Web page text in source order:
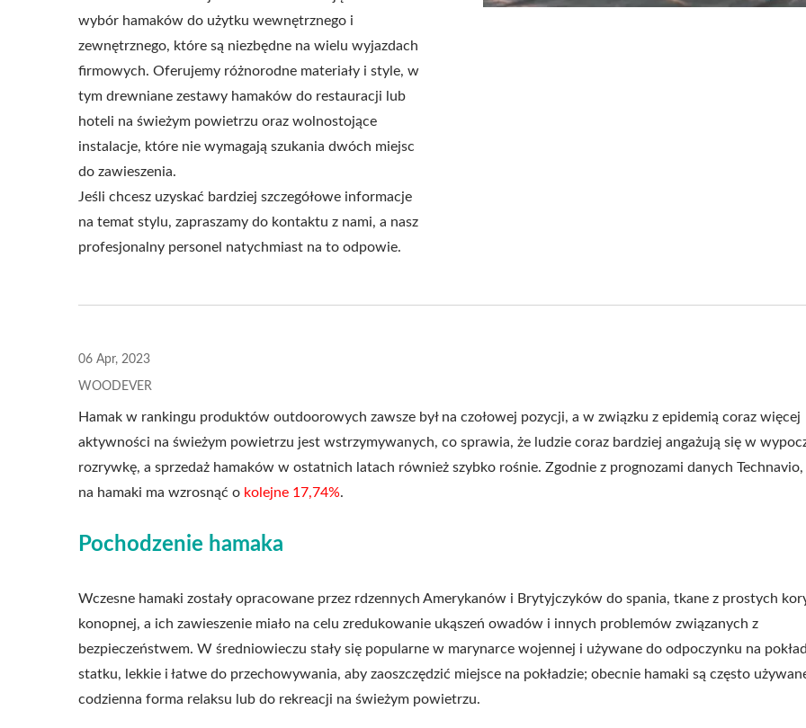
wybór hamaków do użytku wewnętrznego i
zewnętrznego, które są niezbędne na wielu wyjazdach
firmowych. Oferujemy różnorodne materiały i style, w
tym drewniane zestawy hamaków do restauracji lub
hoteli na świeżym powietrzu oraz wolnostojące
instalacje, które nie wymagają szukania dwóch miejsc
do zawieszenia.
Jeśli chcesz uzyskać bardziej szczegółowe informacje
na temat stylu, zapraszamy do kontaktu z nami, a nasz
profesjonalny personel natychmiast na to odpowie.
06 Apr, 2023
WOODEVER
Hamak w rankingu produktów outdoorowych zawsze był na czołowej pozycji, a w związku z epidemią coraz więcej
aktywności na świeżym powietrzu jest wstrzymywanych, co sprawia, że ludzie coraz bardziej angażują się w
rozrywkę, a sprzedaż hamaków w ostatnich latach również szybko rośnie. Zgodnie z prognozami danych
na hamaki ma wzrosnąć o kolejne 17,74%.
Pochodzenie hamaka
Wczesne hamaki zostały opracowane przez rdzennych Amerykanów i Brytyjczyków do spania, tkane z prostych
konopnej, a ich zawieszenie miało na celu zredukowanie ukąszeń owadów i innych problemów związanych z
bezpieczeństwem. W średniowieczu stały się popularne w marynarce wojennej i używane do odpoczynku na
statku, lekkie i łatwe do przechowywania, aby zaoszczędzić miejsce na pokładzie; obecnie hamaki są często
codzienna forma relaksu lub do rekreacji na świeżym powietrzu.
Metalowa Regulowana
Pergola Przeciwsłoneczna
Stalowy Stojak Na Hamak